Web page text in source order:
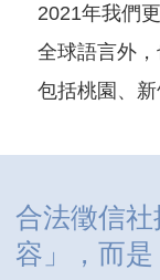
2021年我們
全球語言外
包括桃園、新
合法徵信
容」，而是